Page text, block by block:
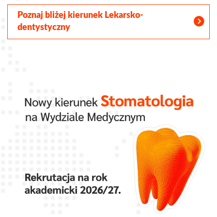
Poznaj bliżej kierunek Lekarsko-
dentystyczny